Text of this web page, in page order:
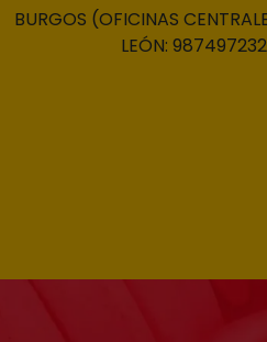
BURGOS (OFICINAS
LEÓN: